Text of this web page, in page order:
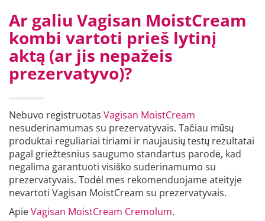
Ar galiu Vagisan MoistCream
kombi vartoti prieš lytinį
aktą (ar jis nepažeis
prezervatyvo)?
Nebuvo registruotas Vagisan MoistCream
nesuderinamumas su prezervatyvais. Tačiau mūsų
produktai reguliariai tiriami ir naujausių testų rezultatai
pagal griežtesnius saugumo standartus parodė, kad
negalima garantuoti visiško suderinamumo su
prezervatyvais. Todėl mes rekomenduojame ateityje
nevartoti Vagisan MoistCream su prezervatyvais.
ApieVagisan MoistCream Cremolum.